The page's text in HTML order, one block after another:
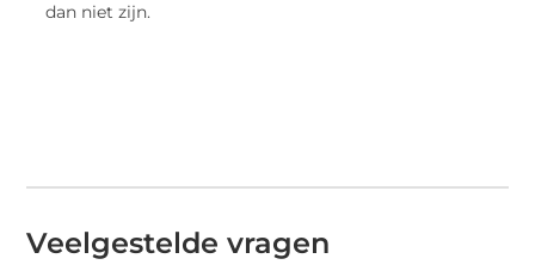
dan niet zijn.
Veelgestelde vragen